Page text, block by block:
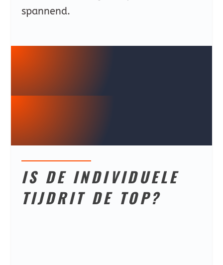
spannend.
IS DE INDIVIDUELE
TIJDRIT DE TOP?